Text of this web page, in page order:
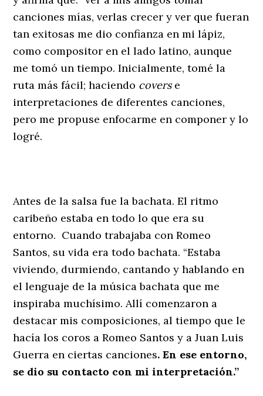
canciones mías, verlas crecer y ver que fueran
tan exitosas me dio confianza en mi lápiz,
como compositor en el lado latino, aunque
me tomó un tiempo. Inicialmente, tomé la
ruta más fácil; haciendo coverse
interpretaciones de diferentes canciones,
pero me propuse enfocarme en componer y lo
logré.
Antes de la salsa fue la bachata. El ritmo
caribeño estaba en todo lo que era su
entorno. Cuando trabajaba con Romeo
Santos, su vida era todo bachata. “Estaba
viviendo, durmiendo, cantando y hablando en
el lenguaje de la música bachata que me
inspiraba muchísimo. Allí comenzaron a
destacar mis composiciones, al tiempo que le
hacía los coros a Romeo Santos y a Juan Luis
Guerra en ciertas canciones. En ese entorno,
se dio su contacto con mi interpretación.”